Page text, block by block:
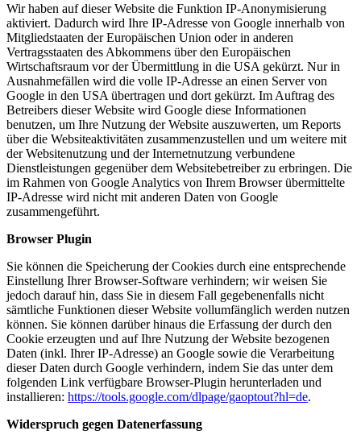
Wir haben auf dieser Website die Funktion IP-Anonymisierung
aktiviert. Dadurch wird Ihre IP-Adresse von Google innerhalb von
Mitgliedstaaten der Europäischen Union oder in anderen
Vertragsstaaten des Abkommens über den Europäischen
Wirtschaftsraum vor der Übermittlung in die USA gekürzt. Nur in
Ausnahmefällen wird die volle IP-Adresse an einen Server von
Google in den USA übertragen und dort gekürzt. Im Auftrag des
Betreibers dieser Website wird Google diese Informationen
benutzen, um Ihre Nutzung der Website auszuwerten, um Reports
über die Websiteaktivitäten zusammenzustellen und um weitere mit
der Websitenutzung und der Internetnutzung verbundene
Dienstleistungen gegenüber dem Websitebetreiber zu erbringen. Die
im Rahmen von Google Analytics von Ihrem Browser übermittelte
IP-Adresse wird nicht mit anderen Daten von Google
zusammengeführt.
Browser Plugin
Sie können die Speicherung der Cookies durch eine entsprechende
Einstellung Ihrer Browser-Software verhindern; wir weisen Sie
jedoch darauf hin, dass Sie in diesem Fall gegebenenfalls nicht
sämtliche Funktionen dieser Website vollumfänglich werden nutzen
können. Sie können darüber hinaus die Erfassung der durch den
Cookie erzeugten und auf Ihre Nutzung der Website bezogenen
Daten (inkl. Ihrer IP-Adresse) an Google sowie die Verarbeitung
dieser Daten durch Google verhindern, indem Sie das unter dem
folgenden Link verfügbare Browser-Plugin herunterladen und
installieren: https://tools.google.com/dlpage/gaoptout?hl=de.
Widerspruch gegen Datenerfassung